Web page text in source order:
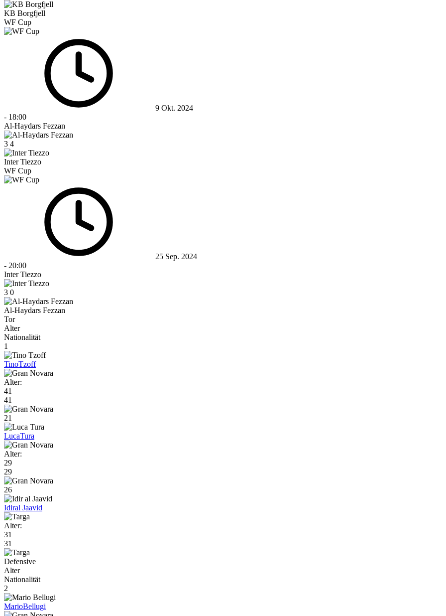
KB Borgfjell
WF Cup
9 Okt. 2024
- 18:00
Al-Haydars Fezzan
3 4
Inter Tiezzo
WF Cup
25 Sep. 2024
- 20:00
Inter Tiezzo
3 0
Al-Haydars Fezzan
Tor
Alter
Nationalität
1
TinoTzoff
Alter:
41
41
21
LucaTura
Alter:
29
29
26
Idiral Jaavid
Alter:
31
31
Defensive
Alter
Nationalität
2
MarioBellugi